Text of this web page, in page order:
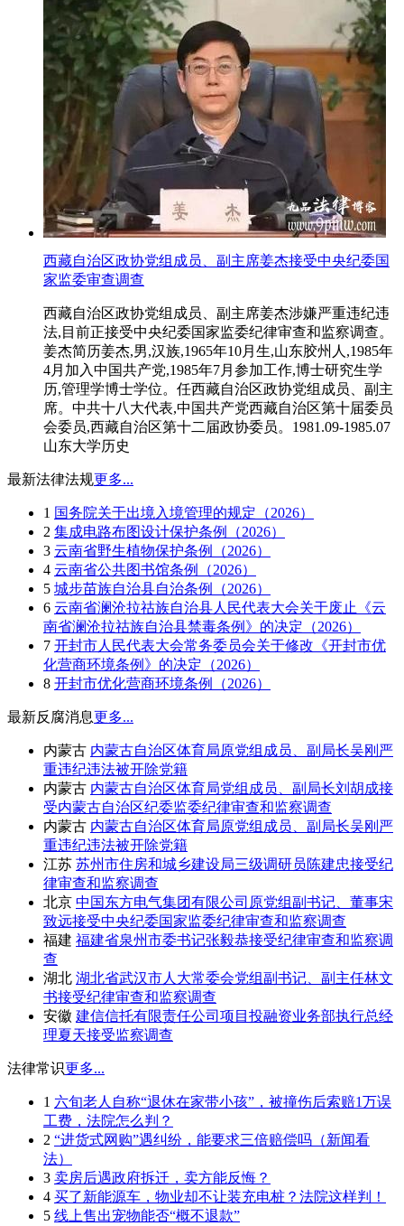
西藏自治区政协党组成员、副主席姜杰接受中央纪委国
家监委审查调查
西藏自治区政协党组成员、副主席姜杰涉嫌严重违纪违
法,目前正接受中央纪委国家监委纪律审查和监察调查。
姜杰简历姜杰,男,汉族,1965年10月生,山东胶州人,1985年
4月加入中国共产党,1985年7月参加工作,博士研究生学
历,管理学博士学位。任西藏自治区政协党组成员、副主
席。中共十八大代表,中国共产党西藏自治区第十届委员
会委员,西藏自治区第十二届政协委员。1981.09-1985.07
山东大学历史
最新法律法规更多...
1 国务院关于出境入境管理的规定（2026）
2 集成电路布图设计保护条例（2026）
3 云南省野生植物保护条例（2026）
4 云南省公共图书馆条例（2026）
5 城步苗族自治县自治条例（2026）
6 云南省澜沧拉祜族自治县人民代表大会关于废止《云
南省澜沧拉祜族自治县禁毒条例》的决定（2026）
7 开封市人民代表大会常务委员会关于修改《开封市优
化营商环境条例》的决定（2026）
8 开封市优化营商环境条例（2026）
最新反腐消息更多...
内蒙古 内蒙古自治区体育局原党组成员、副局长吴刚严
重违纪违法被开除党籍
内蒙古 内蒙古自治区体育局党组成员、副局长刘胡成接
受内蒙古自治区纪委监委纪律审查和监察调查
内蒙古 内蒙古自治区体育局原党组成员、副局长吴刚严
重违纪违法被开除党籍
江苏 苏州市住房和城乡建设局三级调研员陈建忠接受纪
律审查和监察调查
北京 中国东方电气集团有限公司原党组副书记、董事宋
致远接受中央纪委国家监委纪律审查和监察调查
福建 福建省泉州市委书记张毅恭接受纪律审查和监察调
查
湖北 湖北省武汉市人大常委会党组副书记、副主任林文
书接受纪律审查和监察调查
安徽 建信信托有限责任公司项目投融资业务部执行总经
理夏天接受监察调查
法律常识更多...
1 六旬老人自称“退休在家带小孩”，被撞伤后索赔1万误
工费，法院怎么判？
2 “进货式网购”遇纠纷，能要求三倍赔偿吗（新闻看
法）
3 卖房后遇政府拆迁，卖方能反悔？
4 买了新能源车，物业却不让装充电桩？法院这样判！
5 线上售出宠物能否“概不退款”